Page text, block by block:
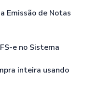
Emissão de Notas
e no Sistema
inteira usando